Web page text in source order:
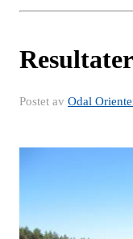
Postet av Odal